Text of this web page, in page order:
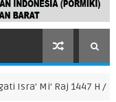
1447 H / 2026 M